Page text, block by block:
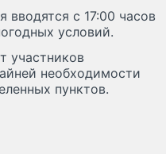
вводятся с 17:00 часов
условий.
участников
необходимости
пунктов.